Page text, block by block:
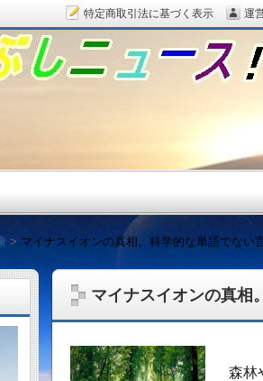
マイナスイオンの真相
森林
マイナスイオンの真相。科学的な単語でない
ース！
い話題をピッ
特定商取引法に基づく表示 運